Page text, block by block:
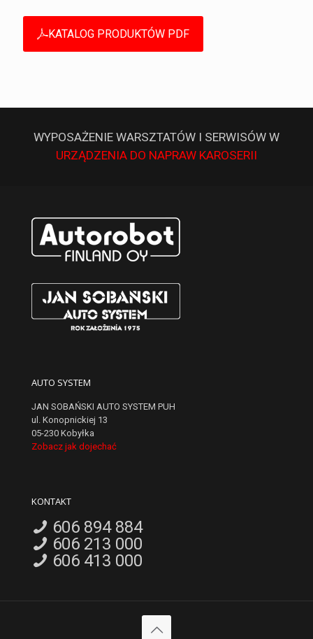
KATALOG PRODUKTÓW PDF
WYPOSAŻENIE WARSZTATÓW I SERWISÓW W
URZĄDZENIA DO NAPRAW KAROSERII
AUTO SYSTEM
JAN SOBAŃSKI AUTO SYSTEM PUH
ul. Konopnickiej 13
05-230 Kobyłka
Zobacz jak dojechać
KONTAKT
606 894 884
606 213 000
606 413 000